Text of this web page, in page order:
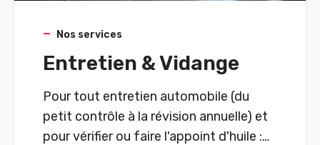
Nos services
Entretien & Vidange
Pour tout entretien automobile (du
petit contrôle à la révision annuelle) et
pour vérifier ou faire l'appoint d'huile :